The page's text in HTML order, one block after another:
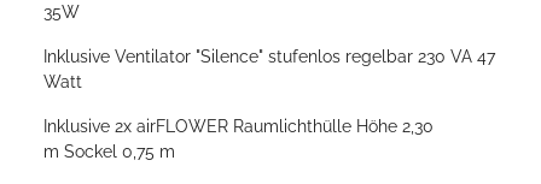
35W
Inklusive Ventilator "Silence" stufenlos regelbar 230 VA 47
Watt
Inklusive 2x airFLOWER Raumlichthülle Höhe 2,30
m Sockel 0,75 m